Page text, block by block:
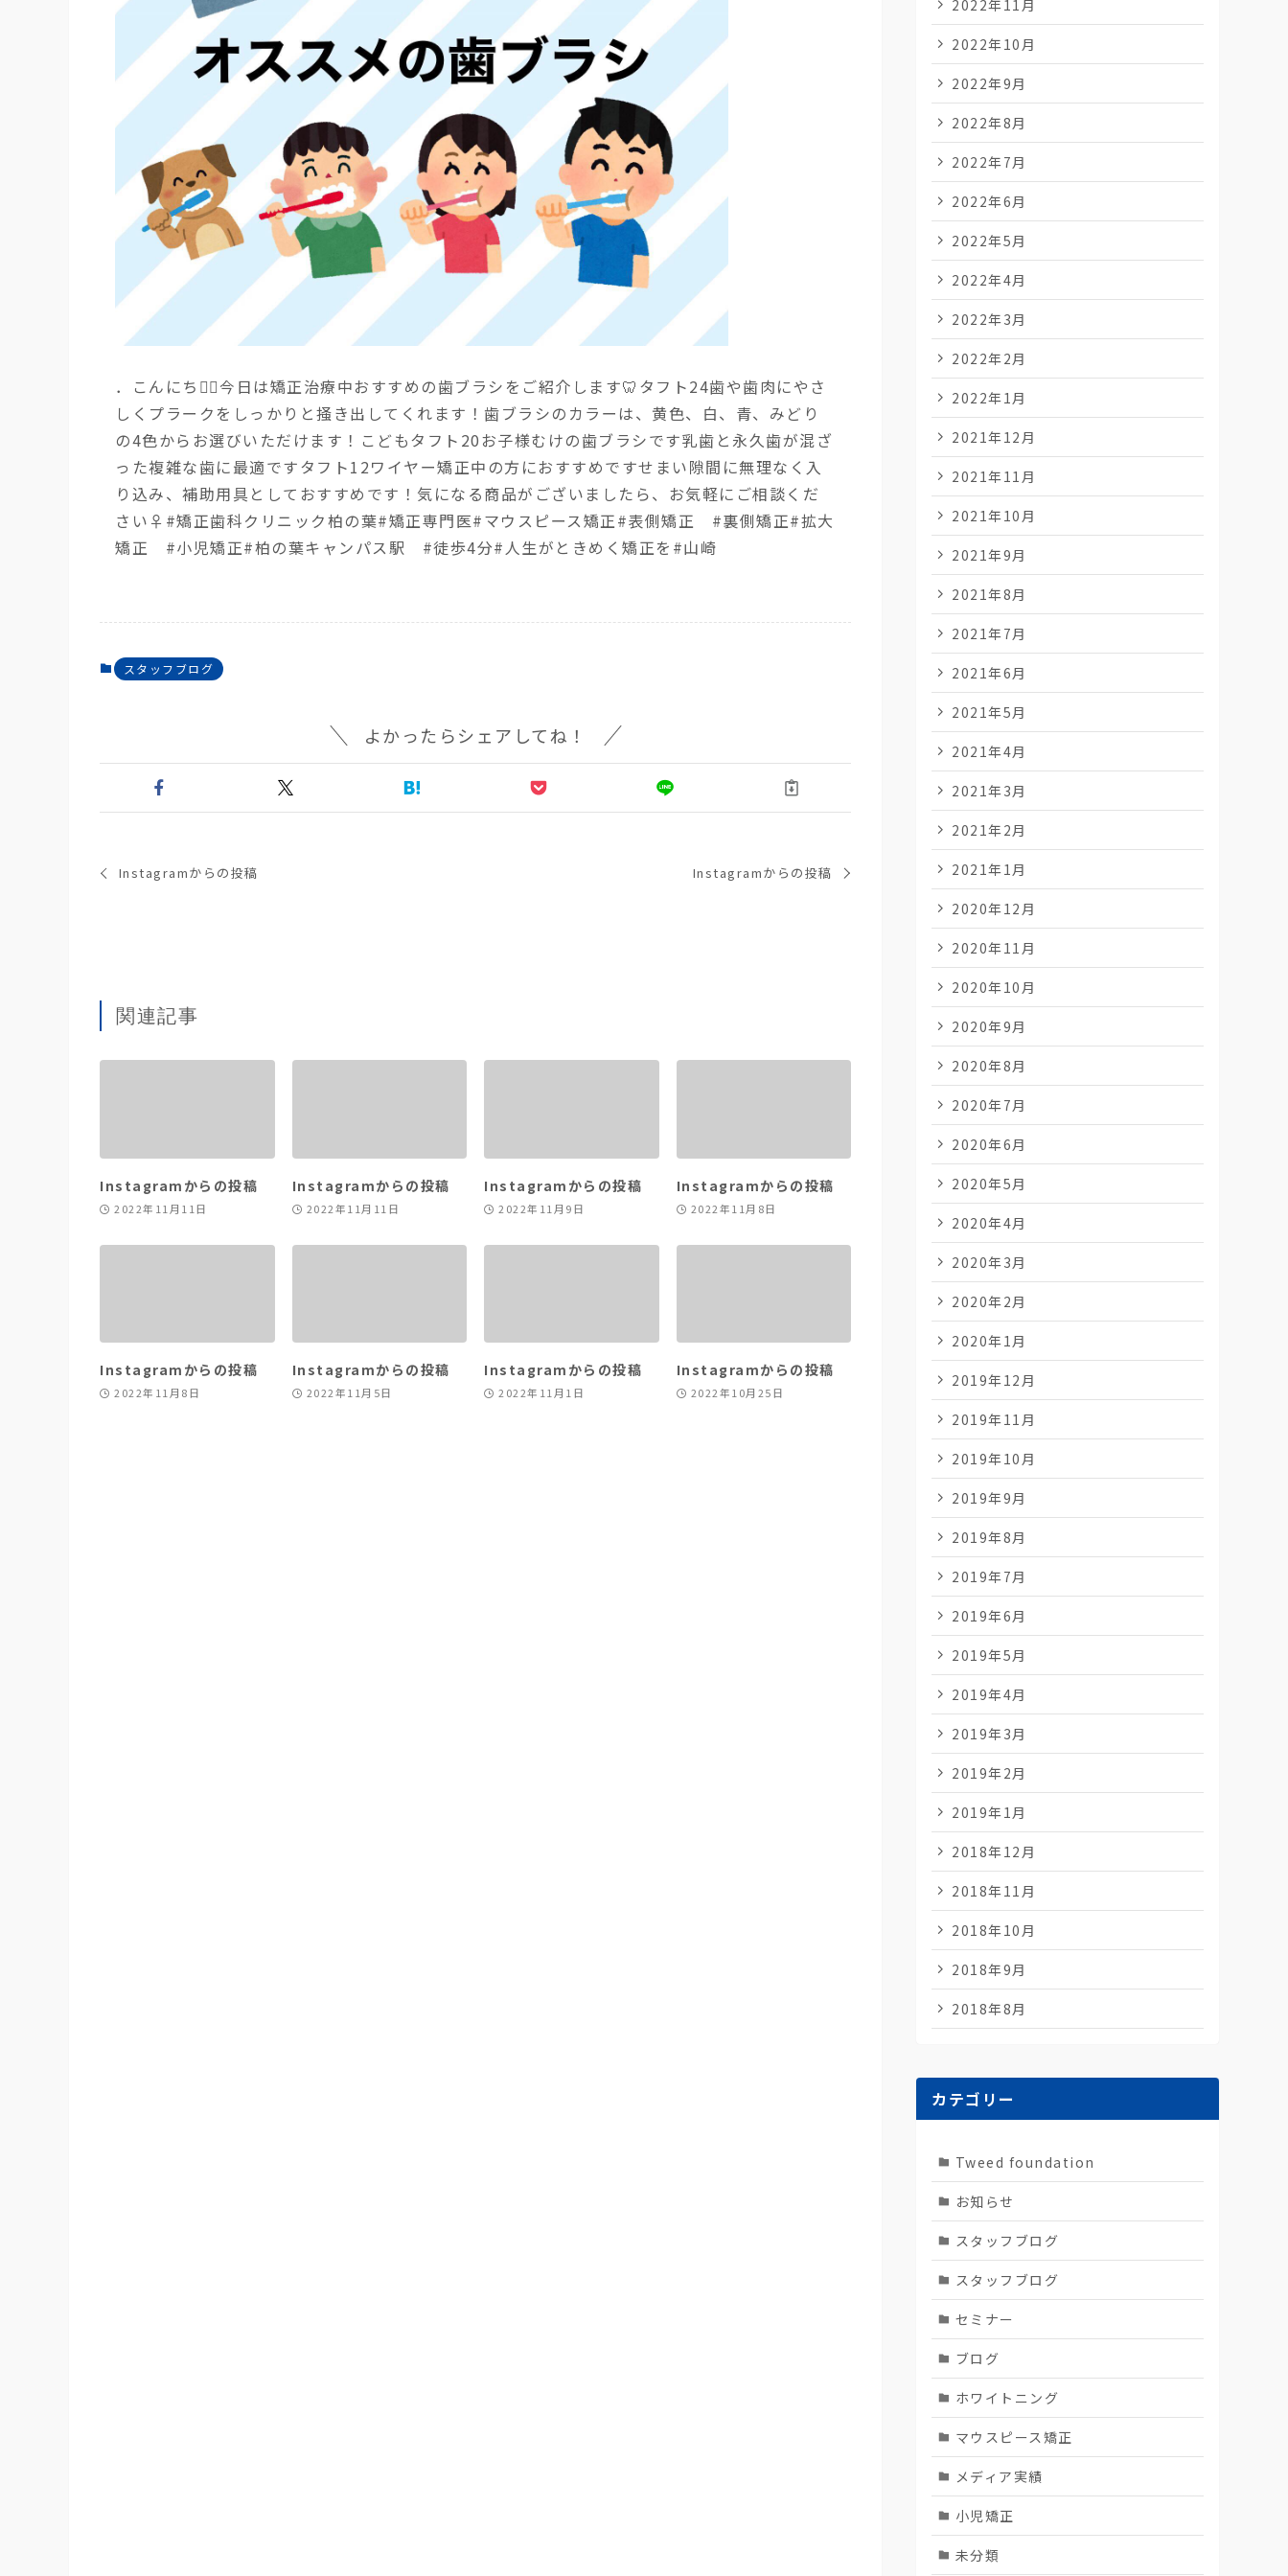
．こんにちは🏻今日は矯正治療中おすすめの歯ブラシをご紹介します🦷︎タフト24歯や歯肉にやさ
しくプラークをしっかりと掻き出してくれます！歯ブラシのカラーは、黄色、白、青、みどり
の4色からお選びいただけます！︎こどもタフト20お子様むけの歯ブラシです乳歯と永久歯が混ざ
った複雑な歯に最適です︎タフト12ワイヤー矯正中の方におすすめですせまい隙間に無理なく入
り込み、補助用具としておすすめです！気になる商品がございましたら、お気軽にご相談くだ
さい‍♀️#矯正歯科クリニック柏の葉#矯正専門医#マウスピース矯正#表側矯正 #裏側矯正#拡大
矯正 #小児矯正#柏の葉キャンパス駅 #徒歩4分#人生がときめく矯正を#山崎
スタッフブログ
よかったらシェアしてね！
Instagramからの投稿 Instagramからの投稿
関連記事
Instagramからの投稿
2022年11月11日
Instagramからの投稿
2022年11月11日
Instagramからの投稿
2022年11月9日
Instagramからの投稿
2022年11月8日
Instagramからの投稿
2022年11月8日
Instagramからの投稿
2022年11月5日
Instagramからの投稿
2022年11月1日
Instagramからの投稿
2022年10月25日
2022年11月
2022年10月
2022年9月
2022年8月
2022年7月
2022年6月
2022年5月
2022年4月
2022年3月
2022年2月
2022年1月
2021年12月
2021年11月
2021年10月
2021年9月
2021年8月
2021年7月
2021年6月
2021年5月
2021年4月
2021年3月
2021年2月
2021年1月
2020年12月
2020年11月
2020年10月
2020年9月
2020年8月
2020年7月
2020年6月
2020年5月
2020年4月
2020年3月
2020年2月
2020年1月
2019年12月
2019年11月
2019年10月
2019年9月
2019年8月
2019年7月
2019年6月
2019年5月
2019年4月
2019年3月
2019年2月
2019年1月
2018年12月
2018年11月
2018年10月
2018年9月
2018年8月
カテゴリー
Tweed foundation
お知らせ
スタッフブログ
スタッフブログ
セミナー
ブログ
ホワイトニング
マウスピース矯正
メディア実績
小児矯正
未分類